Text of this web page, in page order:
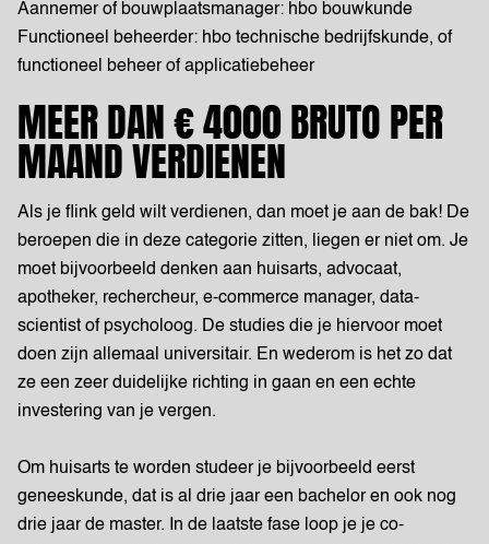
Aannemer of bouwplaatsmanager: hbo bouwkunde
Functioneel beheerder: hbo technische bedrijfskunde, of
functioneel beheer of applicatiebeheer
MEER DAN € 4000 BRUTO PER
MAAND VERDIENEN
Als je flink geld wilt verdienen, dan moet je aan de bak! De
beroepen die in deze categorie zitten, liegen er niet om. Je
moet bijvoorbeeld denken aan huisarts, advocaat,
apotheker, rechercheur, e-commerce manager, data-
scientist of psycholoog. De studies die je hiervoor moet
doen zijn allemaal universitair. En wederom is het zo dat
ze een zeer duidelijke richting in gaan en een echte
investering van je vergen.
Om huisarts te worden studeer je bijvoorbeeld eerst
geneeskunde, dat is al drie jaar een bachelor en ook nog
drie jaar de master. In de laatste fase loop je je co-